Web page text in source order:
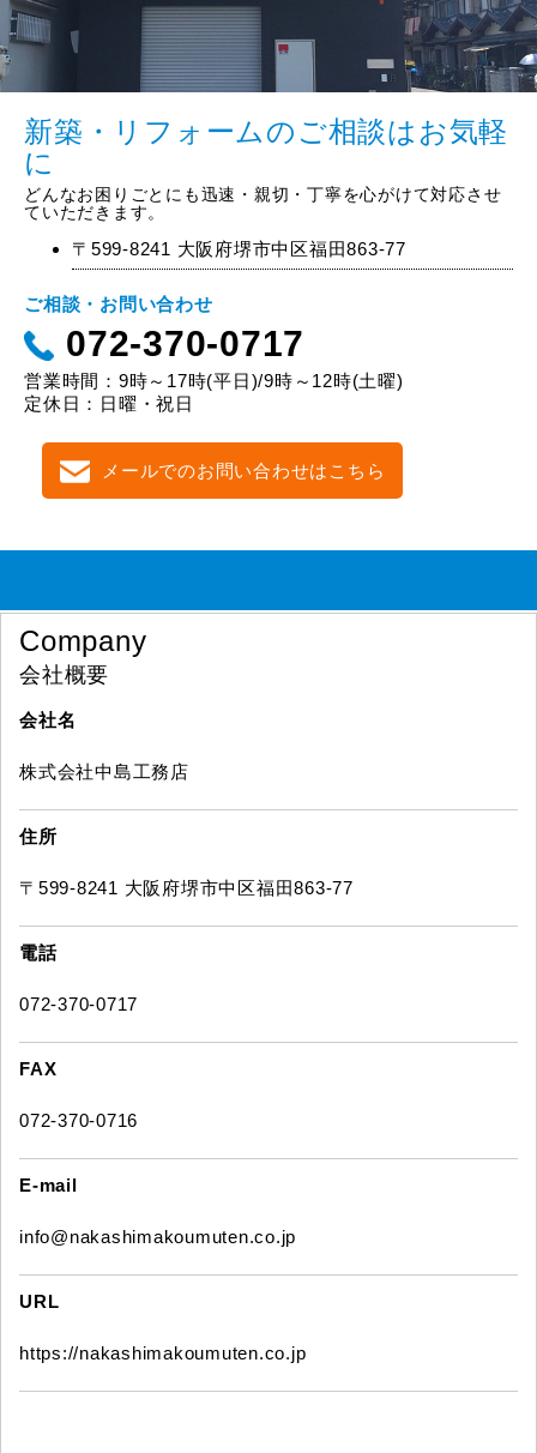
新築・リフォームのご相談はお気軽
に
どんなお困りごとにも迅速・親切・丁寧を心がけて対応させ
ていただきます。
〒599-8241 大阪府堺市中区福田863-77
ご相談・お問い合わせ
072-370-0717
営業時間：9時～17時(平日)/9時～12時(土曜)
定休日：日曜・祝日
メールでのお問い合わせはこちら
Company
会社概要
会社名
株式会社中島工務店
住所
〒599-8241 大阪府堺市中区福田863-77
電話
072-370-0717
FAX
072-370-0716
E-mail
info@nakashimakoumuten.co.jp
URL
https://nakashimakoumuten.co.jp